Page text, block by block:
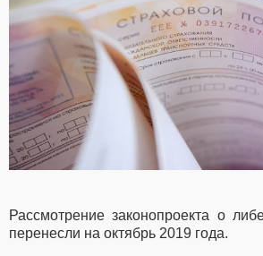
Рассмотрение законопроекта о
перенесли на октябрь 2019 года.